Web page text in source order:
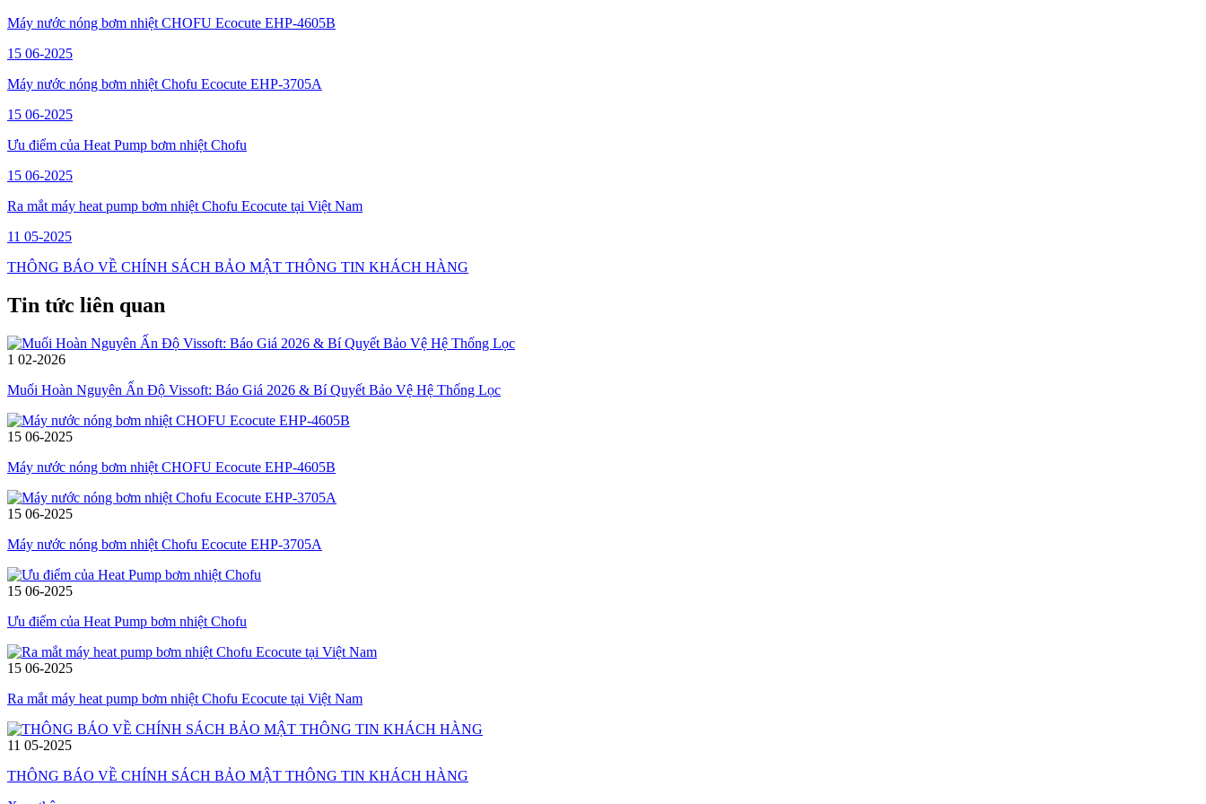
Máy nước nóng bơm nhiệt CHOFU Ecocute EHP-4605B
15 06-2025
Máy nước nóng bơm nhiệt Chofu Ecocute EHP-3705A
15 06-2025
Ưu điểm của Heat Pump bơm nhiệt Chofu
15 06-2025
Ra mắt máy heat pump bơm nhiệt Chofu Ecocute tại Việt Nam
11 05-2025
THÔNG BÁO VỀ CHÍNH SÁCH BẢO MẬT THÔNG TIN KHÁCH HÀNG
Tin tức liên quan
1 02-2026
Muối Hoàn Nguyên Ấn Độ Vissoft: Báo Giá 2026 & Bí Quyết Bảo Vệ Hệ Thống Lọc
15 06-2025
Máy nước nóng bơm nhiệt CHOFU Ecocute EHP-4605B
15 06-2025
Máy nước nóng bơm nhiệt Chofu Ecocute EHP-3705A
15 06-2025
Ưu điểm của Heat Pump bơm nhiệt Chofu
15 06-2025
Ra mắt máy heat pump bơm nhiệt Chofu Ecocute tại Việt Nam
11 05-2025
THÔNG BÁO VỀ CHÍNH SÁCH BẢO MẬT THÔNG TIN KHÁCH HÀNG